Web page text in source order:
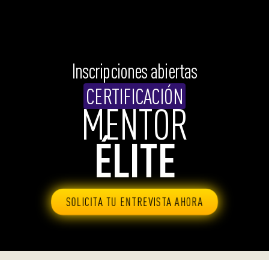
Inscripciones abiertas
CERTIFICACIÓN
MENTOR
ÉLITE
SOLICITA TU ENTREVISTA AHORA